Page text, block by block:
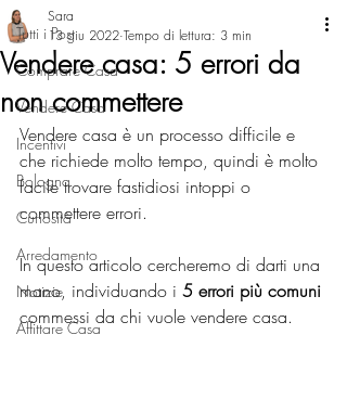
Tutti i Post
Comprare Casa
Vendere Casa
Incentivi
Bologna
Curiosità
Arredamento
Notizie
Affittare Casa
Vendere casa: 5 errori da
non commettere
Sara
13 giu 2022 Tempo di lettura: 3 min
Vendere casa è un processo difficile e
che richiede molto tempo, quindi è molto
facile trovare fastidiosi intoppi o
commettere errori.
In questo articolo cercheremo di darti una
mano, individuando i 5 errori più comuni
commessi da chi vuole vendere casa.